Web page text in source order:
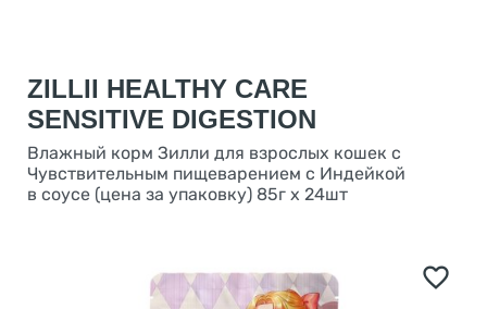
ZILLII HEALTHY CARE
SENSITIVE DIGESTION
Влажный корм Зилли для взрослых кошек с
Чувствительным пищеварением с Индейкой
в соусе (цена за упаковку) 85г х 24шт